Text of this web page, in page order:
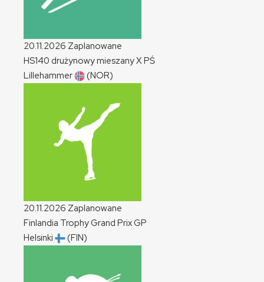
20.11.2026 Zaplanowane
HS140 drużynowy mieszanyXPŚ
Lillehammer
(NOR)
20.11.2026 Zaplanowane
Finlandia Trophy Grand PrixGP
Helsinki
(FIN)